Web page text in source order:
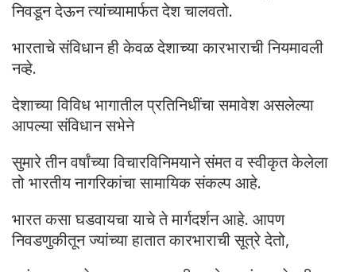
निवडून देऊन त्यांच्यामार्फत देश चालवतो.
भारताचे संविधान ही केवळ देशाच्या कारभाराची नियमावली
नव्हे.
देशाच्या विविध भागातील प्रतिनिधींचा समावेश असलेल्या
आपल्या संविधान सभेने
सुमारे तीन वर्षांच्या विचारविनिमयाने संमत व स्वीकृत केलेला
तो भारतीय नागरिकांचा सामायिक संकल्प आहे.
भारत कसा घडवायचा याचे ते मार्गदर्शन आहे. आपण
निवडणुकीतून ज्यांच्या हातात कारभाराची सूत्रे देतो,